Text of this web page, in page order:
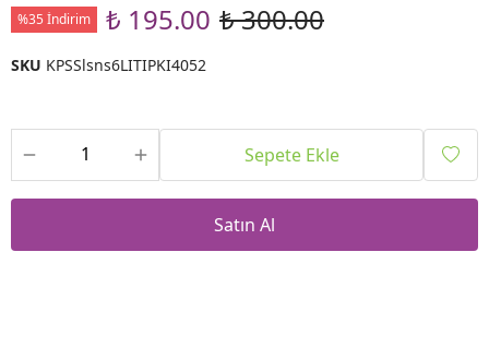
%35 İndirim ₺ 195.00 ₺ 300.00
SKU KPSSlsns6LITIPKI4052
Sepete Ekle
Satın Al